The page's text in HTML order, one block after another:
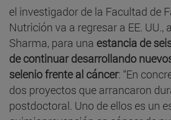
el investigador de la Facultad de
Nutrición va a regresar a EE. UU.,
Sharma, para una estancia de
de continuar desarrollando
selenio frente al cáncer: “En
dos proyectos que arrancaron
postdoctoral. Uno de ellos es un